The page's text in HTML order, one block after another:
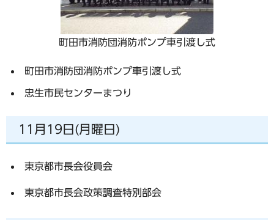
町田市消防団消防ポンプ車引渡し式
町田市消防団消防ポンプ車引渡し式
忠生市民センターまつり
11月19日(月曜日)
東京都市長会役員会
東京都市長会政策調査特別部会